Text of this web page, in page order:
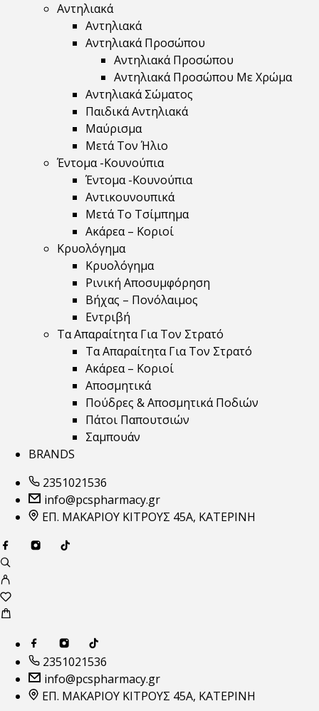
Αντηλιακά
Αντηλιακά
Αντηλιακά Προσώπου
Αντηλιακά Προσώπου
Αντηλιακά Προσώπου Με Χρώμα
Αντηλιακά Σώματος
Παιδικά Αντηλιακά
Μαύρισμα
Mετά Τον Ήλιο
Έντομα -Κουνούπια
Έντομα -Κουνούπια
Αντικουνουπικά
Μετά Το Τσίμπημα
Ακάρεα – Κοριοί
Κρυολόγημα
Κρυολόγημα
Ρινική Αποσυμφόρηση
Βήχας – Πονόλαιμος
Εντριβή
Τα Απαραίτητα Για Τον Στρατό
Τα Απαραίτητα Για Τον Στρατό
Ακάρεα – Κοριοί
Αποσμητικά
Πούδρες & Αποσμητικά Ποδιών
Πάτοι Παπουτσιών
Σαμπουάν
BRANDS
2351021536
info@pcspharmacy.gr
ΕΠ. ΜΑΚΑΡΙΟΥ ΚΙΤΡΟΥΣ 45Α, ΚΑΤΕΡΙΝΗ
2351021536
info@pcspharmacy.gr
ΕΠ. ΜΑΚΑΡΙΟΥ ΚΙΤΡΟΥΣ 45Α, ΚΑΤΕΡΙΝΗ